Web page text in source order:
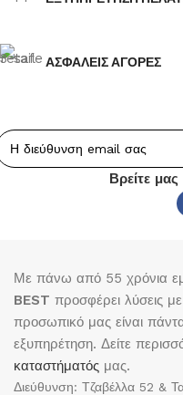
ΑΣΦΑΛΕΙΣ ΑΓΟΡΕΣ
Βρείτε
Με πάνω από 55 χρόνια
BEST προσφέρει λύσεις
προσωπικό μας είναι
εξυπηρέτηση. Δείτε
καταστήματός μας.
Διεύθυνση: Τζαβέλλα 52 &